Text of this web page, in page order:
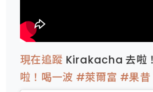
現在追蹤 Kirakacha 去啦
啦！喝一波 #萊爾富 #果昔